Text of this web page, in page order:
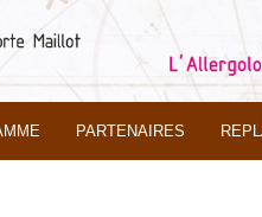
PARTENAIRES